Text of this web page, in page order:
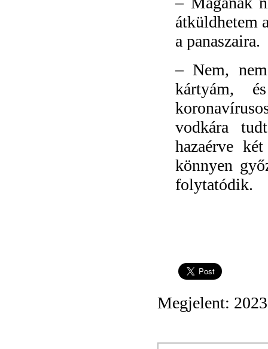
átküldhetem
a panaszaira.
–Nem,
kártyám,
vodkára
hazaérve
könnyen
folytatódik.
Megjelent: